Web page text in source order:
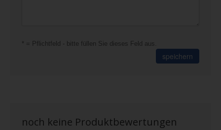
* = Pflichtfeld - bitte füllen Sie dieses Feld aus.
speichern
noch keine Produktbewertungen